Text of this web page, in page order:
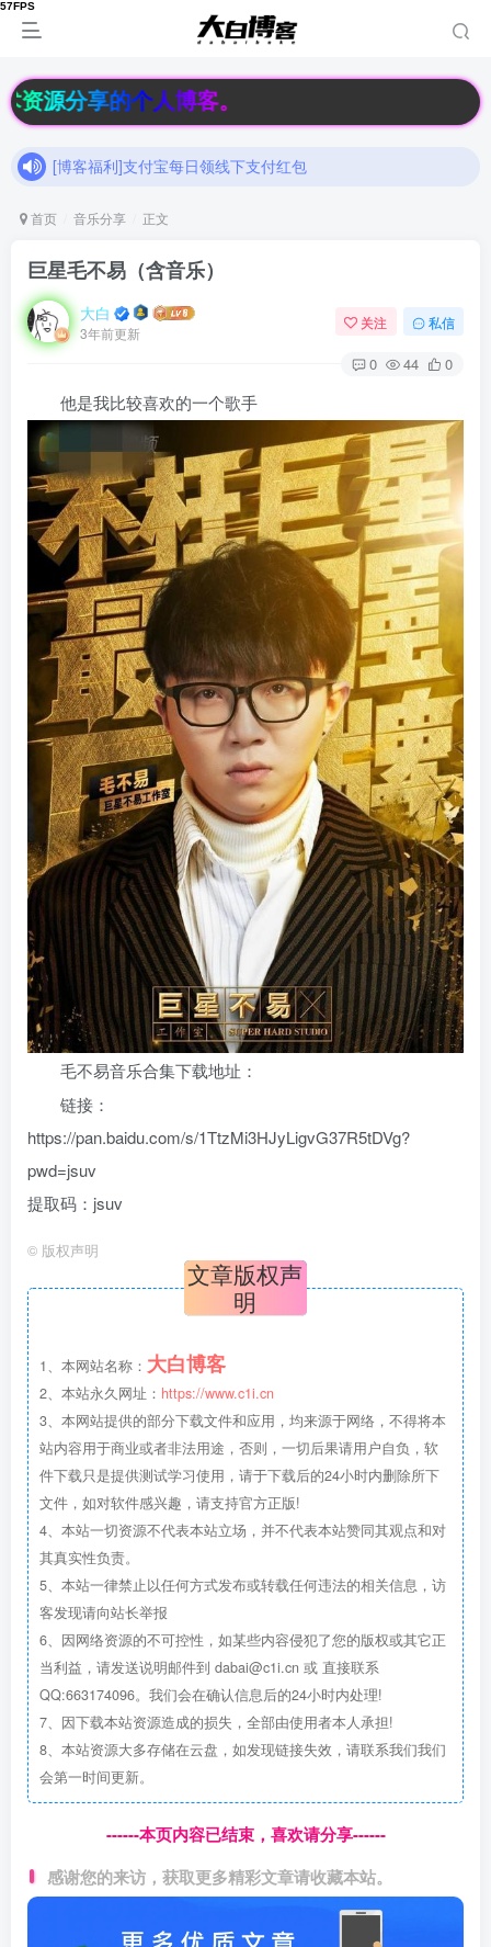
分享的个人博客。
[博客福利]支付宝每日领线下支付红包
加入大白博客官方交流群，和其他小伙伴们一起讨论交流吧（有隐藏羊毛福利哟）速速来吧
[博客福利]支付宝每日领线下支付红包
首页 音乐分享 正文
巨星毛不易（含音乐）
大白
3年前更新
关注 私信
0 44 0
他是我比较喜欢的一个歌手
毛不易音乐合集下载地址：
链接：
https://pan.baidu.com/s/1TtzMi3HJyLigvG37R5tDVg?
pwd=jsuv
提取码：jsuv
© 版权声明
文章版权声
明
1、本网站名称： 大白博客
2、本站永久网址： https://www.c1i.cn
3、本网站提供的部分下载文件和应用，均来源于网络，不得将本
站内容用于商业或者非法用途，否则，一切后果请用户自负，软
件下载只是提供测试学习使用，请于下载后的24小时内删除所下
文件，如对软件感兴趣，请支持官方正版!
4、本站一切资源不代表本站立场，并不代表本站赞同其观点和对
其真实性负责。
5、本站一律禁止以任何方式发布或转载任何违法的相关信息，访
客发现请向站长举报
6、因网络资源的不可控性，如某些内容侵犯了您的版权或其它正
当利益，请发送说明邮件到 dabai@c1i.cn 或 直接联系
QQ:663174096。我们会在确认信息后的24小时内处理!
7、因下载本站资源造成的损失，全部由使用者本人承担!
8、本站资源大多存储在云盘，如发现链接失效，请联系我们我们
会第一时间更新。
------本页内容已结束，喜欢请分享------
感谢您的来访，获取更多精彩文章请收藏本站。